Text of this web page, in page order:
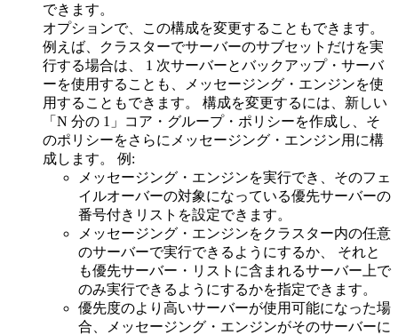
できます。
オプションで、この構成を変更することもできます。
例えば、クラスターでサーバーのサブセットだけを実
行する場合は、 1 次サーバーとバックアップ・サーバ
ーを使用することも、メッセージング・エンジンを使
用することもできます。 構成を変更するには、新しい
「N 分の 1」
コア・グループ・ポリシーを作成し、そ
のポリシーをさらにメッセージング・エンジン用に構
成します。 例:
メッセージング・エンジンを実行でき、そのフェ
イルオーバーの対象になっている優先サーバーの
番号付きリストを設定できます。
メッセージング・エンジンをクラスター内の任意
のサーバーで実行できるようにするか、 それと
も優先サーバー・リストに含まれるサーバー上で
のみ実行できるようにするかを指定できます。
優先度のより高いサーバーが使用可能になった場
合、メッセージング・エンジンがそのサーバーに